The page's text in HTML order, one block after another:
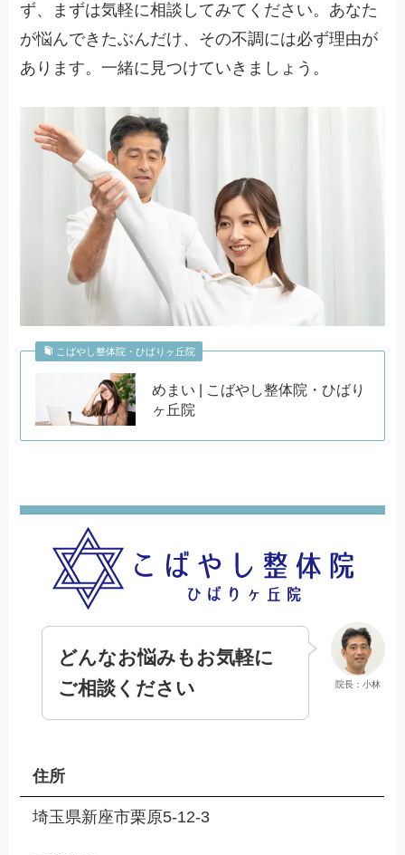
ず、まずは気軽に相談してみてください。あなた
が悩んできたぶんだけ、その不調には必ず理由が
あります。一緒に見つけていきましょう。
こばやし整体院・ひばりヶ丘院
めまい | こばやし整体院・ひばり
ヶ丘院
院長：小林
どんなお悩みもお気軽に
ご相談ください
住所
埼玉県新座市栗原5-12-3